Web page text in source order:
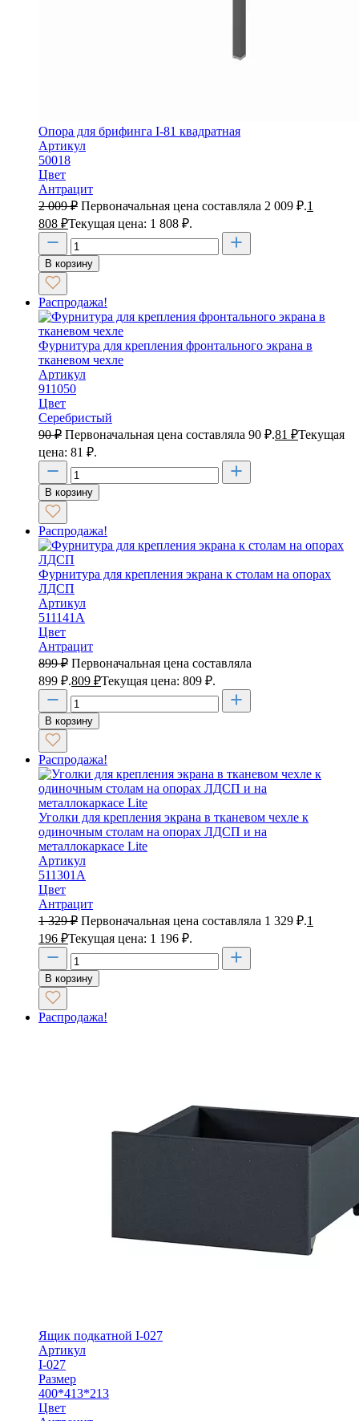
Опора для брифинга I-81 квадратная
Артикул
50018
Цвет
Антрацит
2 009₽ Первоначальная цена составляла 2 009 ₽.1
808 ₽Текущая цена: 1 808 ₽.
В корзину
Распродажа!
Фурнитура для крепления фронтального экрана в
тканевом чехле
Артикул
911050
Цвет
Серебристый
90₽ Первоначальная цена составляла 90 ₽.81 ₽Текущая
цена: 81 ₽.
В корзину
Распродажа!
Фурнитура для крепления экрана к столам на опорах
ЛДСП
Артикул
511141А
Цвет
Антрацит
899₽ Первоначальная цена составляла
899 ₽.809 ₽Текущая цена: 809 ₽.
В корзину
Распродажа!
Уголки для крепления экрана в тканевом чехле к
одиночным столам на опорах ЛДСП и на
металлокаркасе Lite
Артикул
511301А
Цвет
Антрацит
1 329₽ Первоначальная цена составляла 1 329 ₽.1
196 ₽Текущая цена: 1 196 ₽.
В корзину
Распродажа!
Ящик подкатной I-027
Артикул
I-027
Размер
400*413*213
Цвет